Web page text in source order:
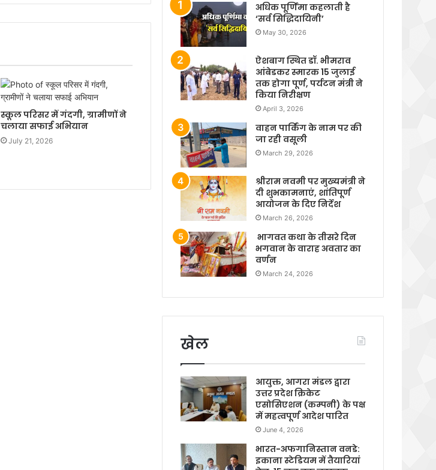
स्कूल परिसर में गंदगी, ग्रामीणों ने
चलाया सफाई अभियान
July 21, 2026
अधिक पूर्णिमा कहलाती है
‘सर्व सिद्धिदायिनी’
May 30, 2026
ऐशबाग स्थित डॉ. भीमराव
आंबेडकर स्मारक 15 जुलाई
तक होगा पूर्ण, पर्यटन मंत्री ने
किया निरीक्षण
April 3, 2026
वाहन पार्किंग के नाम पर की
जा रही वसूली
March 29, 2026
श्रीराम नवमी पर मुख्यमंत्री ने
दी शुभकामनाएं, शांतिपूर्ण
आयोजन के दिए निर्देश
March 26, 2026
भागवत कथा के तीसरे दिन
भगवान के वाराह अवतार का
वर्णन
March 24, 2026
खेल
आयुक्त, आगरा मंडल द्वारा
उत्तर प्रदेश क्रिकेट
एसोसिएशन (कम्पनी) के पक्ष
में महत्वपूर्ण आदेश पारित
June 4, 2026
भारत-अफगानिस्तान वनडे:
इकाना स्टेडियम में तैयारियां